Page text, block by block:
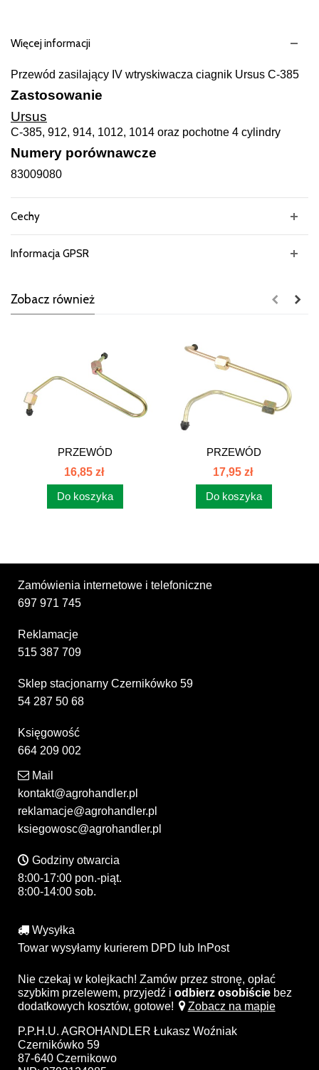
Więcej informacji
Przewód zasilający IV wtryskiwacza ciagnik Ursus C-385
Zastosowanie
Ursus
C-385, 912, 914, 1012, 1014 oraz pochotne 4 cylindry
Numery porównawcze
83009080
Cechy
Informacja GPSR
Zobacz również
PRZEWÓD
WTRYSKOWY 4 CYL C-
385 I...
16,85 zł
Do koszyka
PRZEWÓD
WTRYSKOWY 4 CYL C-
385 II...
17,95 zł
Do koszyka
Zamówienia internetowe i telefoniczne
697 971 745
Reklamacje
515 387 709
Sklep stacjonarny Czernikówko 59
54 287 50 68
Księgowość
664 209 002
Mail
kontakt@agrohandler.pl
reklamacje@agrohandler.pl
ksiegowosc@agrohandler.pl
Godziny otwarcia
8:00-17:00 pon.-piąt.
8:00-14:00 sob.
Wysyłka
Towar wysyłamy kurierem DPD lub InPost
Nie czekaj w kolejkach! Zamów przez stronę, opłać
szybkim przelewem, przyjedź i odbierz osobiście bez
dodatkowych kosztów, gotowe!
Zobacz na mapie
P.P.H.U. AGROHANDLER Łukasz Woźniak
Czernikówko 59
87-640 Czernikowo